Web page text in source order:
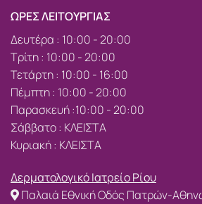
ΩΡΕΣ ΛΕΙΤΟΥΡΓΙΑΣ
Δευτέρα : 10:00 - 20:00
Τρίτη : 10:00 - 20:00
Τετάρτη : 10:00 - 16:00
Πέμπτη : 10:00 - 20:00
Παρασκευή :10:00 - 20:00
Σάββατο : ΚΛΕΙΣΤΑ
Κυριακή : ΚΛΕΙΣΤΑ
Δερματολογικό Ιατρείο Ρίου
Παλαιά Εθνική Οδός Πατρών-